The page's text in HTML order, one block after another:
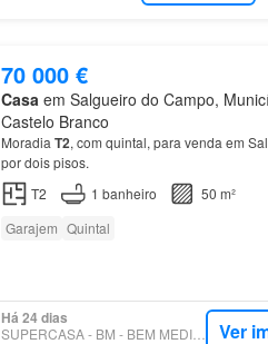
70 000 €
Casaem Salgueiro do Campo,
Castelo Branco
MoradiaT2, com quintal, para venda em
por dois pisos.
T2
1 banheiro
50 m²
Garajem Quintal
Há 24 dias
SUPERCASA - BM - BEM MEDIAR - MEDIAÇÃO IMOBILIÁRIA, LDA. Ver